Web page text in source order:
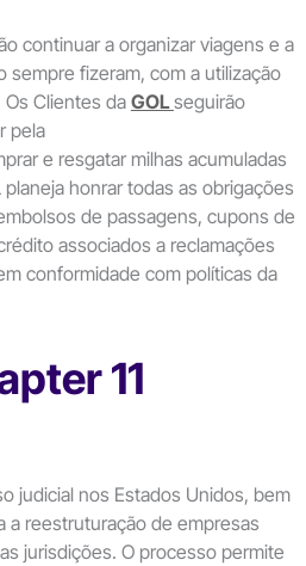
continuar a organizar viagens e a
sempre fizeram, com a utilização
Clientes da GOLseguirão
pela
e resgatar milhas acumuladas
planeja honrar todas as obrigações
de passagens, cupons de
associados a reclamações
conformidade com políticas da
11
judicial nos Estados Unidos, bem
a reestruturação de empresas
jurisdições. O processo permite